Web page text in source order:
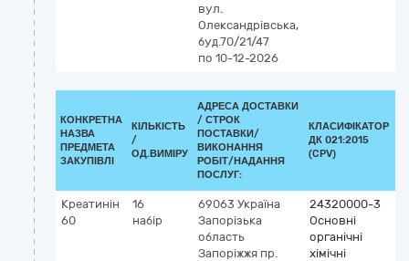
вул.
Олександрівська,
буд.70/21/47
по 10-12-2026
КОНКРЕТНА
НАЗВА
ПРЕДМЕТА
ЗАКУПІВЛІ
КІЛЬКІСТЬ
/
ОД.ВИМІРУ
АДРЕСА ДОСТАВКИ
/ СТРОК
ПОСТАВКИ/
ВИКОНАННЯ
РОБІТ/НАДАННЯ
ПОСЛУГ:
КЛАСИФІКАТОР
ДК 021:2015
(CPV)
Креатинін
60
16
набір
69063 Україна
Запорізька
область
Запоріжжя пр.
24320000-3
Основні
органічні
хімічні